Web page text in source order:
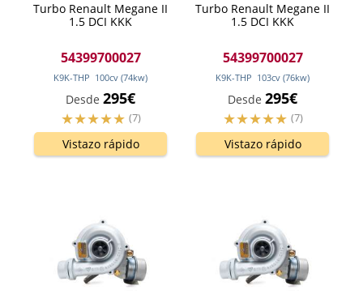
Turbo Renault Megane II
1.5 DCI KKK
54399700027
K9K-THP 100cv (74kw)
Desde 295€
(7)
Vistazo rápido
Turbo Renault Megane II
1.5 DCI KKK
54399700027
K9K-THP 103cv (76kw)
Desde 295€
(7)
Vistazo rápido